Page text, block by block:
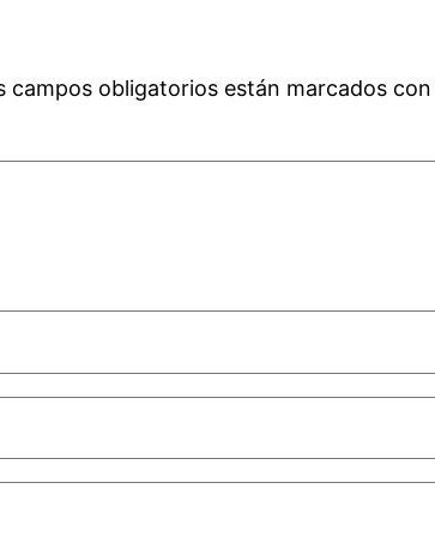
campos obligatorios están marcados